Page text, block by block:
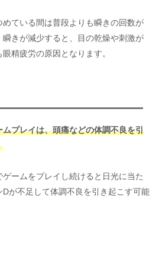
ている間は普段よりも瞬きの回数が
きが減少すると、目の乾燥や刺激が
精疲労の原因となります。
プレイは、頭痛などの体調不良を引
ームをプレイし続けると日光に当た
が不足して体調不良を引き起こす可能